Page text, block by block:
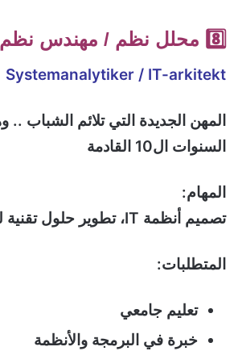
8️⃣ محلل نظم / مهندس نظم
Systemanalytiker / IT-arkitekt
المهن الجديدة التي تلائم الشباب
السنوات ال10 القادمة
المهام:
تصميم أنظمة IT، تطوير حلول تقنية للشركات.
المتطلبات:
تعليم جامعي
خبرة في البرمجة والأنظمة